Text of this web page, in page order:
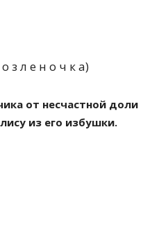
з л е н о ч к а)
от несчастной доли
из его избушки.